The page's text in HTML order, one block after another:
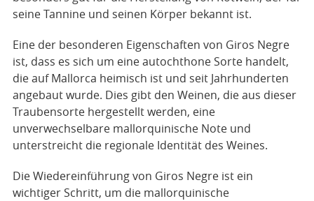
seine Tannine und seinen Körper bekannt ist.
Eine der besonderen Eigenschaften von Giros Negre
ist, dass es sich um eine autochthone Sorte handelt,
die auf Mallorca heimisch ist und seit Jahrhunderten
angebaut wurde. Dies gibt den Weinen, die aus dieser
Traubensorte hergestellt werden, eine
unverwechselbare mallorquinische Note und
unterstreicht die regionale Identität des Weines.
Die Wiedereinführung von Giros Negre ist ein
wichtiger Schritt, um die mallorquinische